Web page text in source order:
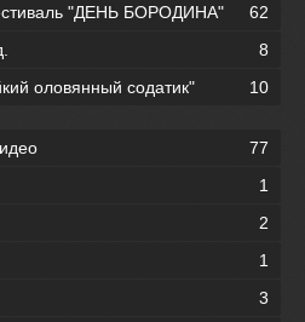
"ДЕНЬ БОРОДИНА"
62
8
оловянный содатик"
10
77
1
2
1
3